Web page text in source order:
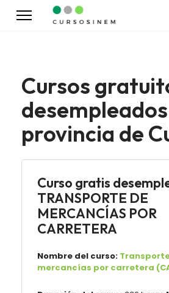
Cursos
provincia de
Curso gratis
TRANSPORTE DE
MERCANCÍAS POR
CARRETERA
Nombre del curso:
mercancías por carretera